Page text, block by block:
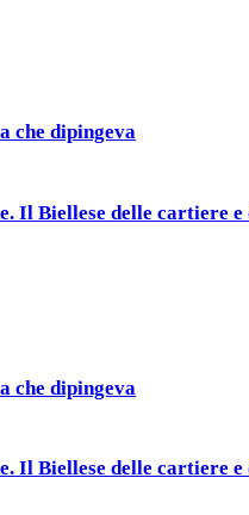
che dipingeva
Il Biellese delle cartiere e
che dipingeva
Il Biellese delle cartiere e